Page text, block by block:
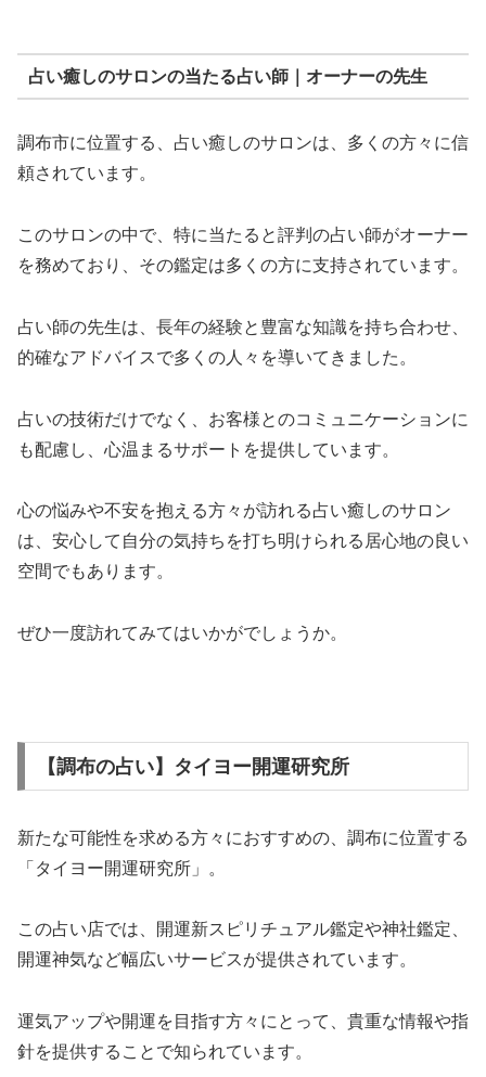
占い癒しのサロンの当たる占い師｜オーナーの先生
調布市に位置する、占い癒しのサロンは、多くの方々に信
頼されています。
このサロンの中で、特に当たると評判の占い師がオーナー
を務めており、その鑑定は多くの方に支持されています。
占い師の先生は、長年の経験と豊富な知識を持ち合わせ、
的確なアドバイスで多くの人々を導いてきました。
占いの技術だけでなく、お客様とのコミュニケーションに
も配慮し、心温まるサポートを提供しています。
心の悩みや不安を抱える方々が訪れる占い癒しのサロン
は、安心して自分の気持ちを打ち明けられる居心地の良い
空間でもあります。
ぜひ一度訪れてみてはいかがでしょうか。
【調布の占い】タイヨー開運研究所
新たな可能性を求める方々におすすめの、調布に位置する
「タイヨー開運研究所」。
この占い店では、開運新スピリチュアル鑑定や神社鑑定、
開運神気など幅広いサービスが提供されています。
運気アップや開運を目指す方々にとって、貴重な情報や指
針を提供することで知られています。